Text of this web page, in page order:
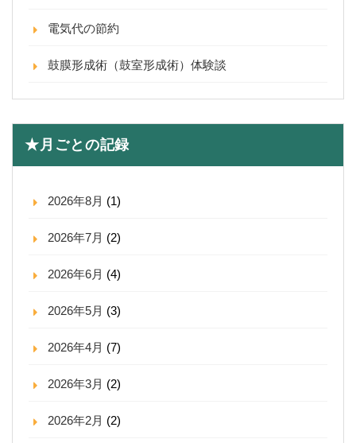
電気代の節約
鼓膜形成術（鼓室形成術）体験談
★月ごとの記録
2026年8月 (1)
2026年7月 (2)
2026年6月 (4)
2026年5月 (3)
2026年4月 (7)
2026年3月 (2)
2026年2月 (2)